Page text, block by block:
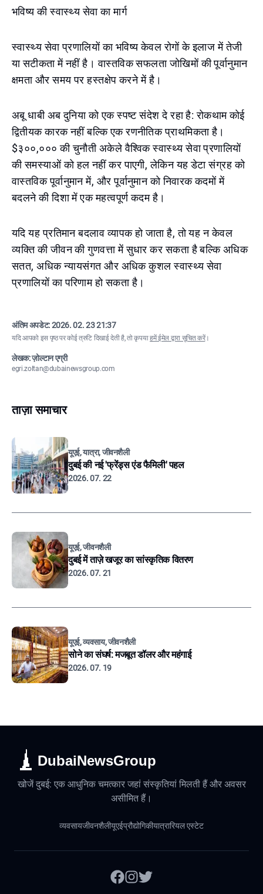
भविष्य की स्वास्थ्य सेवा का मार्ग
स्वास्थ्य सेवा प्रणालियों का भविष्य केवल रोगों के इलाज में तेजी
या सटीकता में नहीं है। वास्तविक सफलता जोखिमों की पूर्वानुमान
क्षमता और समय पर हस्तक्षेप करने में है।
अबू धाबी अब दुनिया को एक स्पष्ट संदेश दे रहा है: रोकथाम कोई
द्वितीयक कारक नहीं बल्कि एक रणनीतिक प्राथमिकता है।
$३००,००० की चुनौती अकेले वैश्विक स्वास्थ्य सेवा प्रणालियों
की समस्याओं को हल नहीं कर पाएगी, लेकिन यह डेटा संग्रह को
वास्तविक पूर्वानुमान में, और पूर्वानुमान को निवारक कदमों में
बदलने की दिशा में एक महत्वपूर्ण कदम है।
यदि यह प्रतिमान बदलाव व्यापक हो जाता है, तो यह न केवल
व्यक्ति की जीवन की गुणवत्ता में सुधार कर सकता है बल्कि अधिक
सतत, अधिक न्यायसंगत और अधिक कुशल स्वास्थ्य सेवा
प्रणालियों का परिणाम हो सकता है।
अंतिम अपडेट:2026. 02. 23 21:37
यदि आपको इस पृष्ठ पर कोई त्रुटि दिखाई देती है, तो कृपयाहमें ईमेल द्वारा सूचित करें।
लेखक: ज़ोल्टान एग्री
egri.zoltan@dubainewsgroup.com
ताज़ा समाचार
यूएई, यात्रा, जीवनशैली
दुबई की नई 'फ्रेंड्स एंड फैमिली' पहल
2026. 07. 22
यूएई, जीवनशैली
दुबई में ताज़े खजूर का सांस्कृतिक वितरण
2026. 07. 21
यूएई, व्यवसाय, जीवनशैली
सोने का संघर्ष: मजबूत डॉलर और महंगाई
2026. 07. 19
DubaiNewsGroup
खोजें दुबई: एक आधुनिक चमत्कार जहां संस्कृतियां मिलती हैं और अवसर
असीमित हैं।
व्यवसायजीवनशैलीयूएईप्रौद्योगिकीयात्रारियल एस्टेट